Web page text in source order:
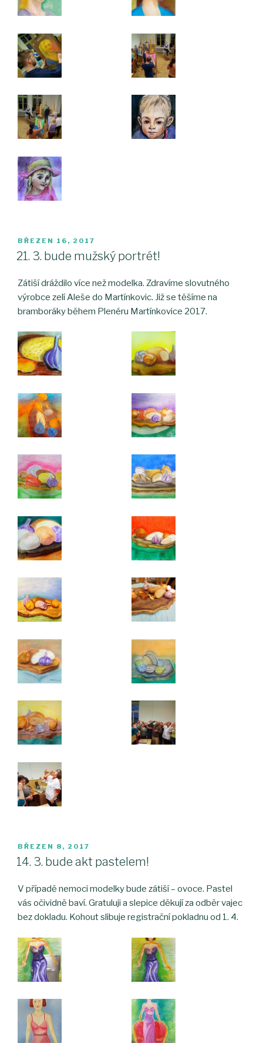
PUBLIKOVÁNO
BŘEZEN 16, 2017
21. 3. bude mužský portrét!
Zátiší dráždilo více než modelka. Zdravíme slovutného
výrobce zelí Aleše do Martínkovic. Již se těšíme na
bramboráky během Plenéru Martínkovice 2017.
PUBLIKOVÁNO
BŘEZEN 8, 2017
14. 3. bude akt pastelem!
V případě nemoci modelky bude zátiší – ovoce. Pastel
vás očividně baví. Gratuluji a slepice děkují za odběr vajec
bez dokladu. Kohout slibuje registrační pokladnu od 1. 4.